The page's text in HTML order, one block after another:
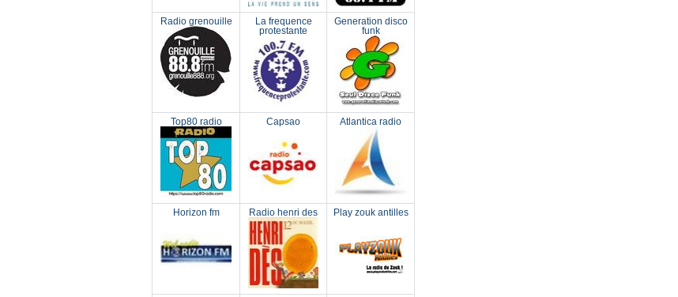
Radio grenouille
La frequence
protestante
Generation disco
funk
Top80 radio Capsao Atlantica radio
Horizon fm Radio henri des Play zouk antilles